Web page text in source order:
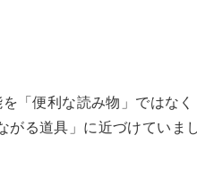
「便利な読み物」ではなく
がる道具」に近づけていま